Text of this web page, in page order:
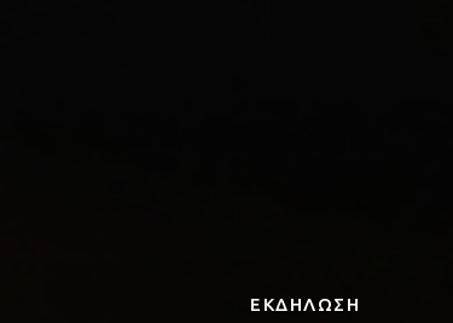
ΕΚΔΗΛΩΣΗ